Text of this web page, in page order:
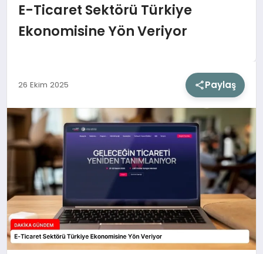
SPOR
EKONOMI
SIYASET
DÜNYA
EĞITIM
E-Ticaret Sektörü Türkiye
Ekonomisine Yön Veriyor
26 Ekim 2025 Paylaş